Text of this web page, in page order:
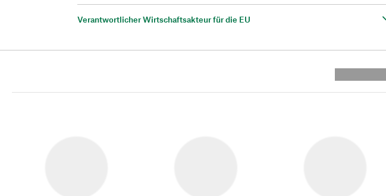
Verantwortlicher Wirtschaftsakteur für die EU